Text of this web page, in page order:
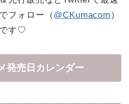
フォロー（@CKumacom ）
す♡
発売日カレンダー